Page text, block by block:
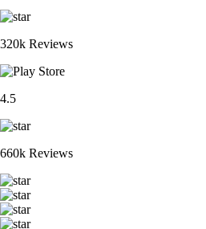
320k Reviews
4.5
660k Reviews